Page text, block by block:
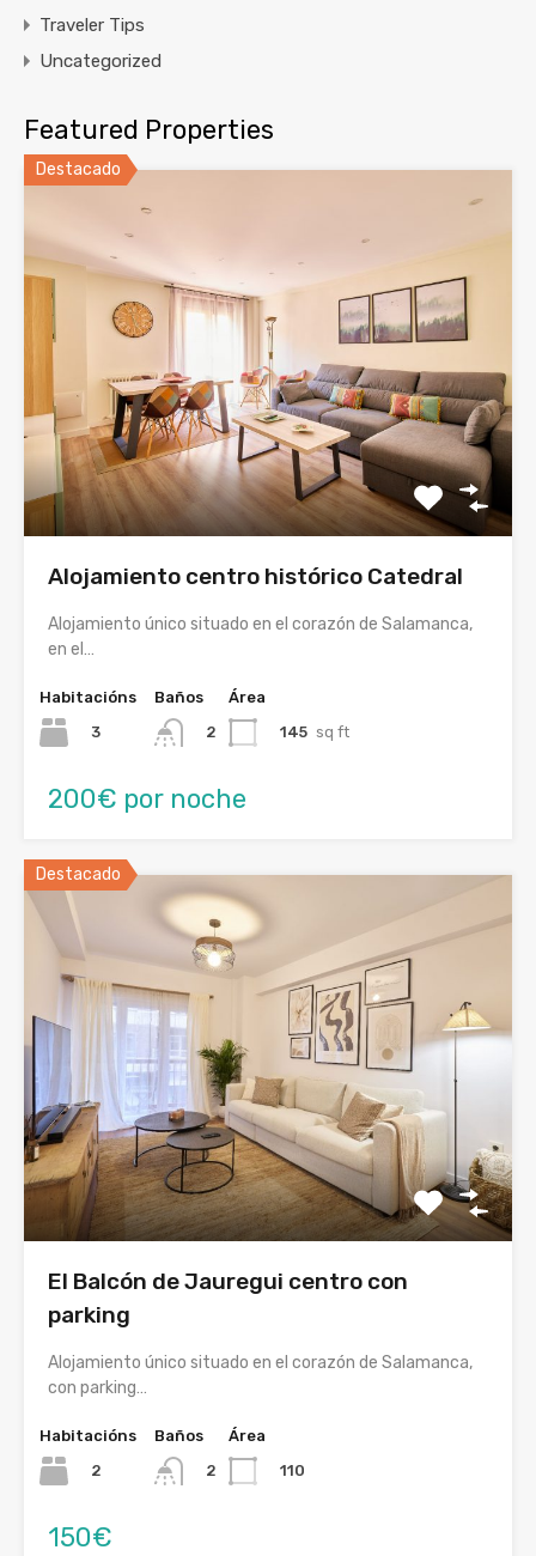
Traveler Tips
Uncategorized
Featured Properties
Destacado
Alojamiento centro histórico Catedral
Alojamiento único situado en el corazón de Salamanca,
en el…
Habitacións
3
Baños
2
Área
145 sq ft
200€ por noche
Destacado
El Balcón de Jauregui centro con
parking
Alojamiento único situado en el corazón de Salamanca,
con parking…
Habitacións
2
Baños
2
Área
110
150€